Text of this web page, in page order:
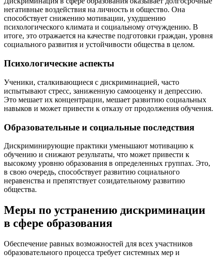
негативные воздействия на личность и общество. Она
способствует снижению мотивации, ухудшению
психологического климата и социальному отчуждению. В
итоге, это отражается на качестве подготовки граждан, уровня
социального развития и устойчивости общества в целом.
Психологические аспекты
Ученики, сталкивающиеся с дискриминацией, часто
испытывают стресс, заниженную самооценку и депрессию.
Это мешает их концентрации, мешает развитию социальных
навыков и может привести к отказу от продолжения обучения.
Образовательные и социальные последствия
Дискриминирующие практики уменьшают мотивацию к
обучению и снижают результаты, что может привести к
высокому уровню образования в определенных группах. Это,
в свою очередь, способствует развитию социального
неравенства и препятствует созидательному развитию
общества.
Меры по устранению дискриминации
в сфере образования
Обеспечение равных возможностей для всех участников
образовательного процесса требует системных мер и